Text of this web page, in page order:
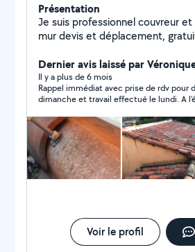
Présentation
Je suis professionnel couvreur
mur devis et déplacement,
Dernier avis laissé par
Il y a plus de 6 mois
Rappel immédiat avec prise de rdv pour
dimanche et travail effectué le lundi. A
Voir le profil